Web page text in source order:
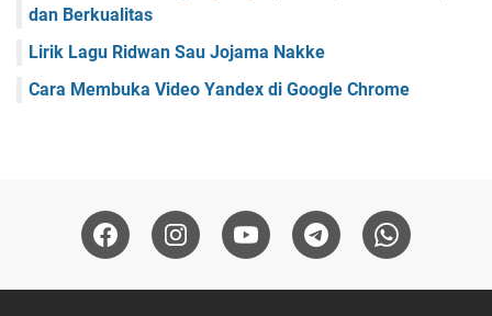
dan Berkualitas
Lirik Lagu Ridwan Sau Jojama Nakke
Cara Membuka Video Yandex di Google Chrome